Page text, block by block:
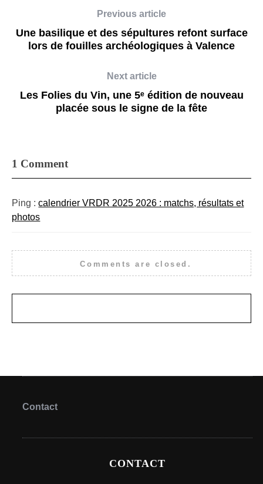
Previous article
Une basilique et des sépultures refont surface
lors de fouilles archéologiques à Valence
Next article
Les Folies du Vin, une 5ᵉ édition de nouveau
placée sous le signe de la fête
1 Comment
Ping :calendrier VRDR 2025 2026 : matchs, résultats et
photos
Comments are closed.
Contact
CONTACT